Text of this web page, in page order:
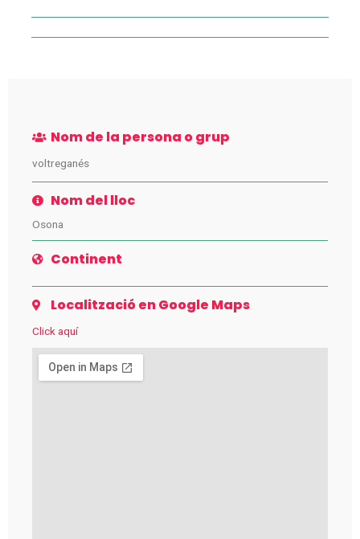
Nom de la persona o grup
voltreganés
Nom del lloc
Osona
Continent
Localització en Google Maps
Click aquí